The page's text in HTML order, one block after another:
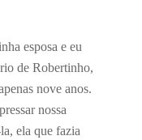
esposa e eu
de Robertinho,
nove anos.
nossa
ela que fazia